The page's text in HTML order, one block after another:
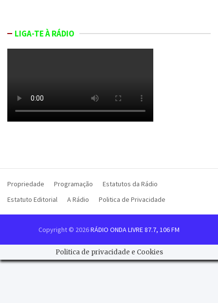
LIGA-TE À RÁDIO
Propriedade Programação
Estatutos da Rádio
Estatuto Editorial
A Rádio Politica de Privacidade
Copyright © 2026RÁDIO ONDA LIVRE 87.7, 106 FM
Politica de privacidade e Cookies